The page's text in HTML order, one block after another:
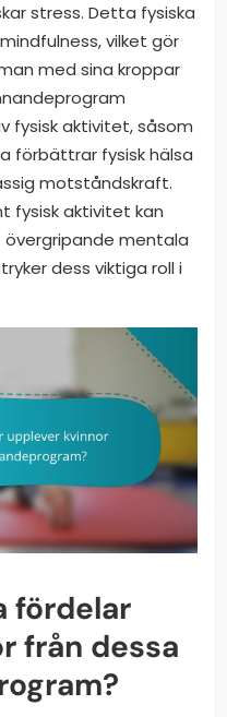
stress. Detta fysiska
vilket gör
med sina kroppar
fysisk aktivitet, såsom
förbättrar fysisk hälsa
motståndskraft.
fysisk aktivitet kan
övergripande mentala
dess viktiga roll i
fördelar
från dessa